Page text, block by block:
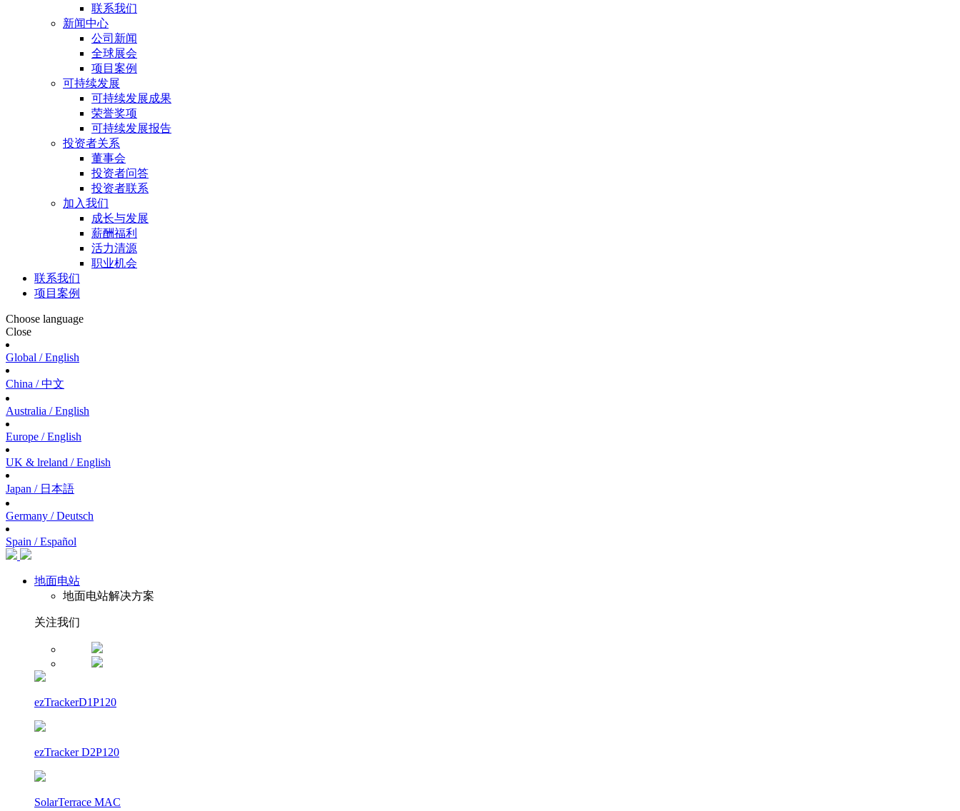
联系我们
新闻中心
公司新闻
全球展会
项目案例
可持续发展
可持续发展成果
荣誉奖项
可持续发展报告
投资者关系
董事会
投资者问答
投资者联系
加入我们
成长与发展
薪酬福利
活力清源
职业机会
联系我们
项目案例
Choose language
Close
Global / English
China / 中文
Australia / English
Europe / English
UK & lreland / English
Japan / 日本語
Germany / Deutsch
Spain / Español
地面电站
地面电站解决方案
关注我们
ezTrackerD1P120
ezTracker D2P120
SolarTerrace MAC